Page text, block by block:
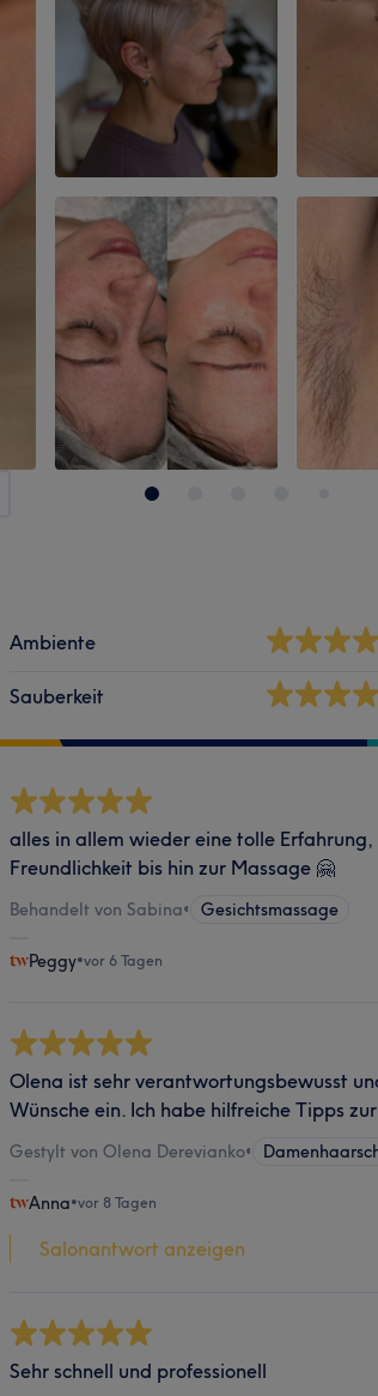
Ambiente
Sauberkeit
alles in allem wieder eine tolle
Freundlichkeit bis hin zur Massage 🤗
Behandelt von Sabina• Gesichtsmassage
Peggy•vor 6 Tagen
Olena ist sehr verantwortungsbewusst
Wünsche ein. Ich habe hilfreiche Tipps
Gestylt von Olena Derevianko•
Anna•vor 8 Tagen
Salonantwort anzeigen
Sehr schnell und professionell